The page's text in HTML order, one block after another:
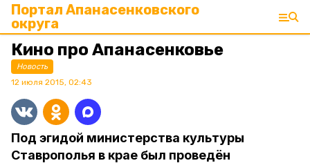
Портал Апанасенковского
округа
Кино про Апанасенковье
Новость
12 июля 2015, 02:43
Под эгидой министерства культуры
Ставрополья в крае был проведён